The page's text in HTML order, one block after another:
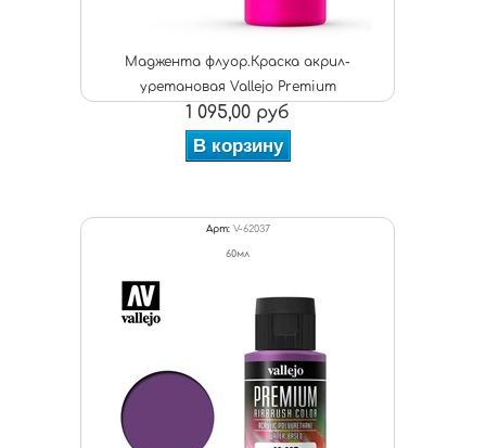
Маджента флуор.Краска акрил-
уретановая Vallejo Premium
1 095,00 руб
В корзину
Арт: V-62037
60мл